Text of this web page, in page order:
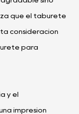
que el taburete
consideración
para
y el
impresión